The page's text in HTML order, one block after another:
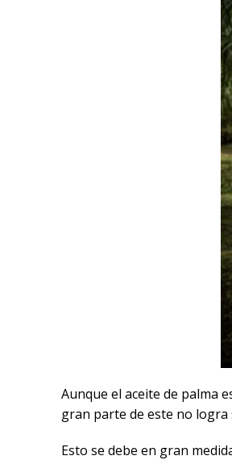
Aunque el aceite de palma
gran parte de este no logra
Esto se debe en gran